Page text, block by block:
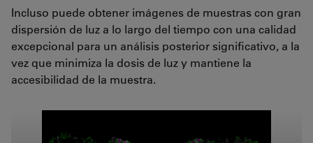
Incluso puede obtener imágenes de muestras con gran
dispersión de luz a lo largo del tiempo con una calidad
excepcional para un análisis posterior significativo, a la
vez que minimiza la dosis de luz y mantiene la
accesibilidad de la muestra.